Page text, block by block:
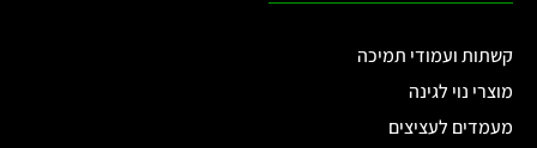
קשתות ועמודי תמיכה
מוצרי נוי לגינה
מעמדים לעציצים